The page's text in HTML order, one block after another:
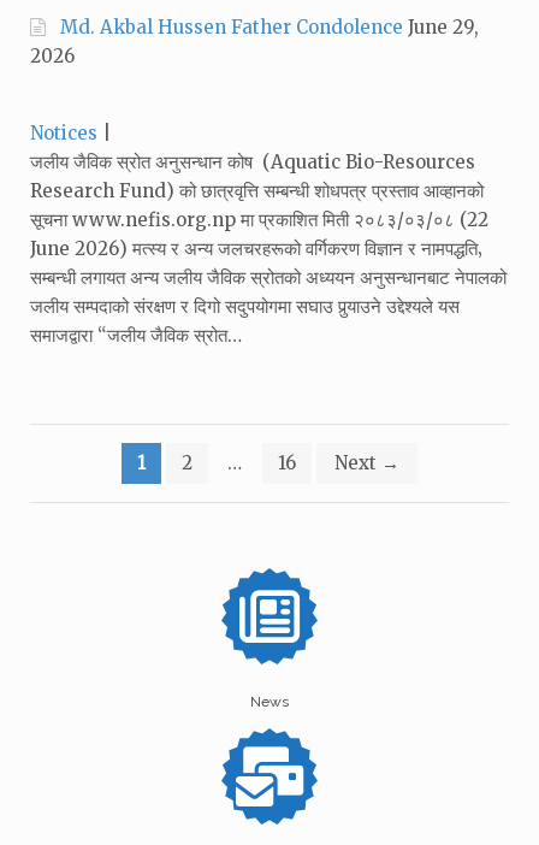
Md. Akbal Hussen Father Condolence June 29,
2026
Categories:
Notices
जलीय जैविक स्रोत अनुसन्धान कोष (Aquatic Bio-Resources
Research Fund) को छात्रवृत्ति सम्बन्धी शोधपत्र प्रस्ताव आव्हानको
सूचना www.nefis.org.np मा प्रकाशित मिती २०८३/०३/०८ (22
June 2026) मत्स्य र अन्य जलचरहरूको वर्गिकरण विज्ञान र नामपद्धति‚
सम्बन्धी लगायत अन्य जलीय जैविक स्रोतको अध्ययन अनुसन्धानबाट नेपालको
जलीय सम्पदाको संरक्षण र दिगो सदुपयोगमा सघाउ पुर्‍याउने उद्देश्यले यस
समाजद्वारा “जलीय जैविक स्रोत…
pagination
1 2 … 16 Next →
News